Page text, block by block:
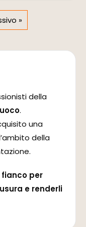
»
della
.
una
della
fianco per
e renderli